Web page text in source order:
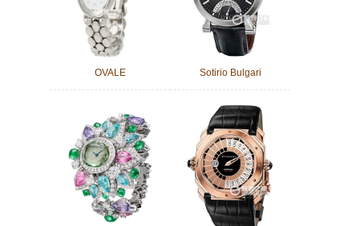
OVALE Sotirio Bulgari